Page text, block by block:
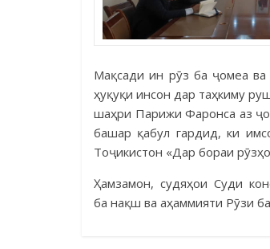
Мақсади ин рӯз ба ҷомеа
ҳуқуқи инсон дар таҳкиму
шаҳри Парижи Фаронса аз
башар қабул гардид, ки
Тоҷикистон «Дар бораи
Ҳамзамон, судяҳои Суди
ба нақш ва аҳаммияти Рӯзи